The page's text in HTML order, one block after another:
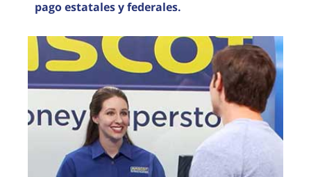
pago estatales y federales.